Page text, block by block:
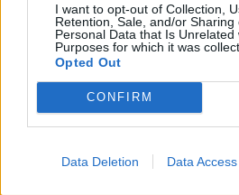
I want to opt-out of Collection,
Retention, Sale, and/or Sharing
Personal Data that Is Unrelated
Purposes for which it was
Opted Out
CONFIRM
Data Deletion Data Access
Η «άτυπη» συμφωνία
πυρηνικά μοιάζει με διπλωματικό
χωρίς έλεγχο, με μόνο αποτέλεσμα
ασφάλειας.